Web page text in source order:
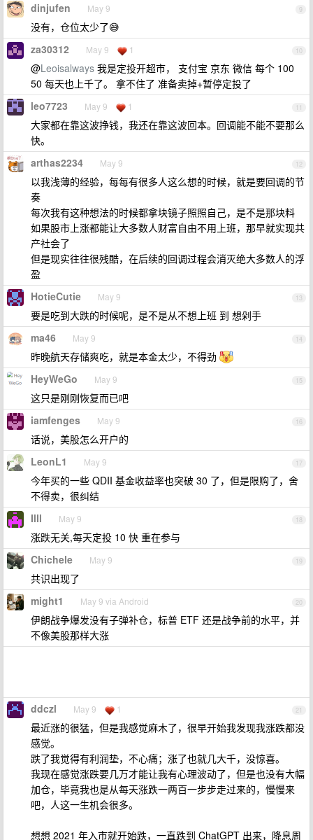
9
dinjufen May 9
没有，仓位太少了😅
10
za30312 May 9 1
@Leoisalways 我是定投开超市， 支付宝 京东 微信 每个 100
50 每天也上千了。 拿不住了 准备卖掉+暂停定投了
11
leo7723 May 9 1
大家都在靠这波挣钱，我还在靠这波回本。回调能不能不要那么
快。
12
arthas2234 May 9
以我浅薄的经验，每每有很多人这么想的时候，就是要回调的节
奏
每次我有这种想法的时候都拿块镜子照照自己，是不是那块料
如果股市上涨都能让大多数人财富自由不用上班，那早就实现共
产社会了
但是现实往往很残酷，在后续的回调过程会消灭绝大多数人的浮
盈
13
HotieCutie May 9
要是吃到大跌的时候呢，是不是从不想上班 到 想剁手
14
ma46 May 9
昨晚航天存储爽吃，就是本金太少，不得劲
15
HeyWeGo May 9
这只是刚刚恢复而已吧
16
iamfenges May 9
话说，美股怎么开户的
17
LeonL1 May 9
今年买的一些 QDII 基金收益率也突破 30 了，但是限购了，舍
不得卖，很纠结
18
IlIl May 9
涨跌无关,每天定投 10 快 重在参与
19
Chichele May 9
共识出现了
20
might1 May 9 via Android
伊朗战争爆发没有子弹补仓，标普 ETF 还是战争前的水平，并
不像美股那样大涨
21
ddczl May 9 1
最近涨的很猛，但是我感觉麻木了，很早开始我发现我涨跌都没
感觉。
跌了我觉得有利润垫，不心痛；涨了也就几大千，没惊喜。
我现在感觉涨跌要几万才能让我有心理波动了，但是也没有大幅
加仓，毕竟我也是从每天涨跌一两百一步步走过来的，慢慢来
吧，人这一生机会很多。
想想 2021 年入市就开始跌，一直跌到 ChatGPT 出来，降息周